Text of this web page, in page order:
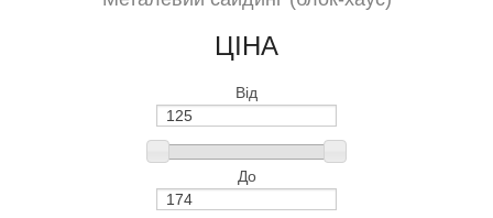
ЦІНА
Від
До